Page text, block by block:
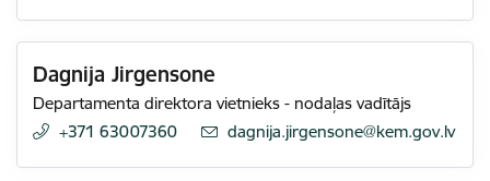
Dagnija Jirgensone
Departamenta direktora vietnieks - nodaļas vadītājs
+371 63007360
E-pasts:
dagnija.jirgensone@kem.gov.lv